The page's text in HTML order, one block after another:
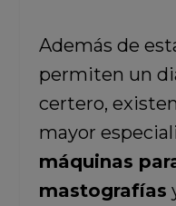
Además de
permiten un
certero,
mayor
máquinas
mastografías